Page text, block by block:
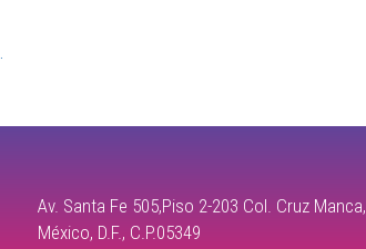
Av. Santa Fe 505,Piso 2-203 Col. Cruz Manca,
México, D.F., C.P.05349